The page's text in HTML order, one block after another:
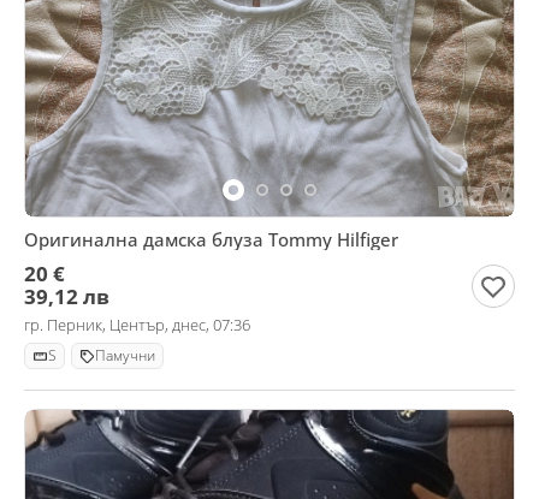
Оригинална дамска блуза Tommy Hilfiger
20 €
39,12 лв
гр. Перник, Център, днес, 07:36
S Памучни